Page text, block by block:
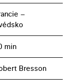
–
min
Bresson